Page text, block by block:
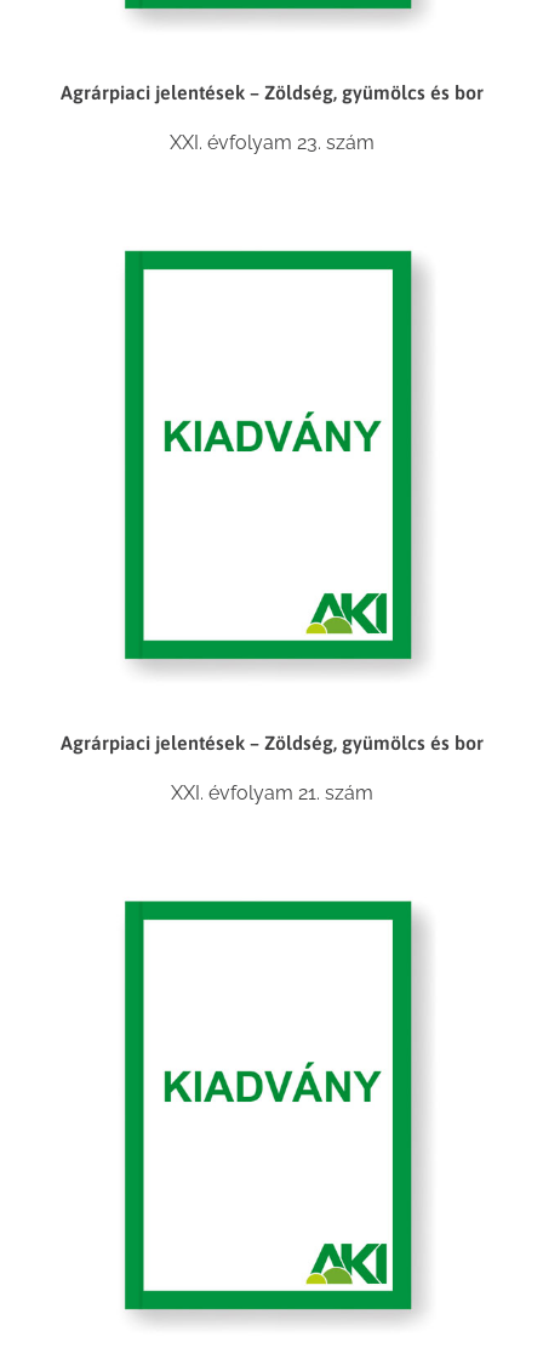
Agrárpiaci jelentések – Zöldség, gyümölcs és bor
XXI. évfolyam 23. szám
Agrárpiaci jelentések – Zöldség, gyümölcs és bor
XXI. évfolyam 21. szám